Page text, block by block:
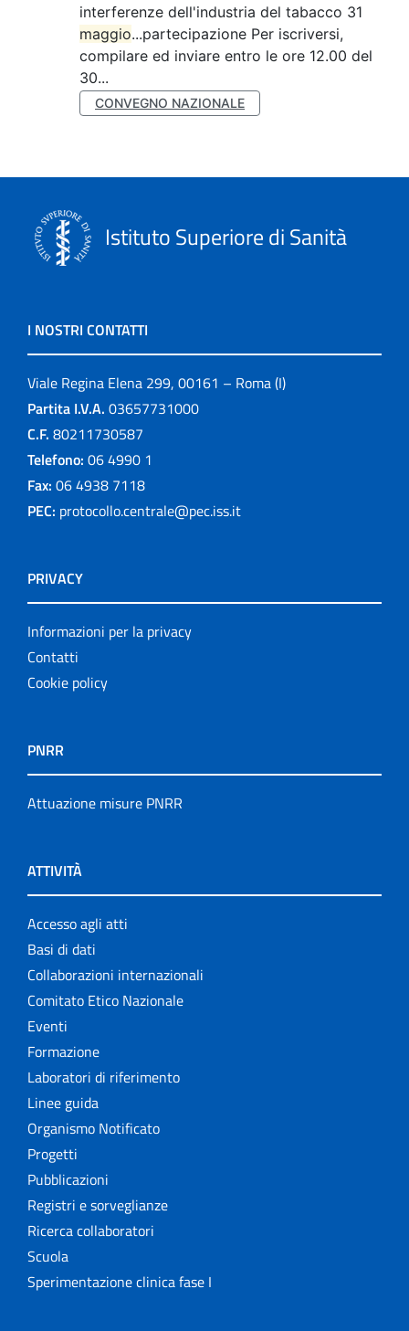
interferenze dell'industria del tabacco 31
maggio...partecipazione Per iscriversi,
compilare ed inviare entro le ore 12.00 del
30...
CONVEGNO NAZIONALE
Istituto Superiore di Sanità
I NOSTRI CONTATTI
Viale Regina Elena 299, 00161 – Roma (I)
Partita I.V.A. 03657731000
C.F. 80211730587
Telefono: 06 4990 1
Fax: 06 4938 7118
PEC: protocollo.centrale@pec.iss.it
PRIVACY
Informazioni per la privacy
Contatti
Cookie policy
PNRR
Attuazione misure PNRR
ATTIVITÀ
Accesso agli atti
Basi di dati
Collaborazioni internazionali
Comitato Etico Nazionale
Eventi
Formazione
Laboratori di riferimento
Linee guida
Organismo Notificato
Progetti
Pubblicazioni
Registri e sorveglianze
Ricerca collaboratori
Scuola
Sperimentazione clinica fase I